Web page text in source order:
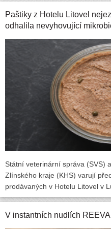
Paštiky z Hotelu Litovel
odhalila nevyhovující
Státní veterinární správa (SVS)
Zlínského kraje (KHS) varují
prodávaných v Hotelu Litovel v
V instantních nudlích